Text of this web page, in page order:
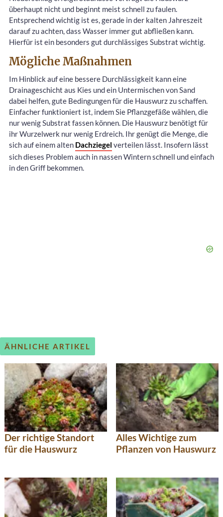
überhaupt nicht und beginnt meist schnell zu faulen.
Entsprechend wichtig ist es, gerade in der kalten Jahreszeit
darauf zu achten, dass Wasser immer gut abfließen kann.
Hierfür ist ein besonders gut durchlässiges Substrat wichtig.
Mögliche Maßnahmen
Im Hinblick auf eine bessere Durchlässigkeit kann eine
Drainageschicht aus Kies und ein Untermischen von Sand
dabei helfen, gute Bedingungen für die Hauswurz zu schaffen.
Einfacher funktioniert ist, indem Sie Pflanzgefäße wählen, die
nur wenig Substrat fassen können. Die Hauswurz benötigt für
ihr Wurzelwerk nur wenig Erdreich. Ihr genügt die Menge, die
sich auf einem alten Dachziegel verteilen lässt. Insofern lässt
sich dieses Problem auch in nassen Wintern schnell und einfach
in den Griff bekommen.
ÄHNLICHE ARTIKEL
Der richtige Standort
für die Hauswurz
Alles Wichtige zum
Pflanzen von Hauswurz